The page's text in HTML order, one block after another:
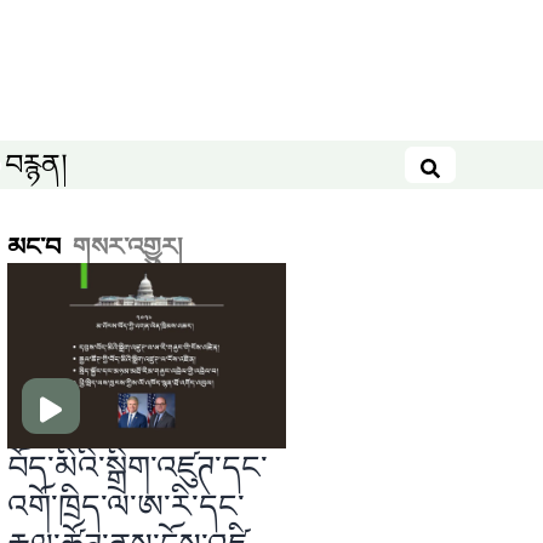
བརྙན།
མང་བ གསར་འགྱུར།
བོད་མིའི་སྒྲིག་འཛུཊ་དང་
འགོ་ཁྲིད་ལ་ཨ་རི་དང་